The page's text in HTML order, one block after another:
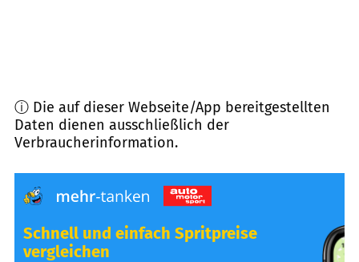
ⓘ Die auf dieser Webseite/App bereitgestellten
Daten dienen ausschließlich der
Verbraucherinformation.
Schnell und einfach Spritpreise
vergleichen